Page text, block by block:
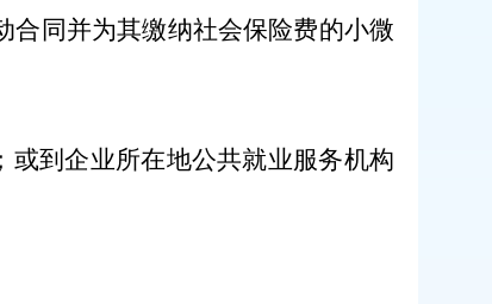
合同并为其缴纳社会保险费的小微
或到企业所在地公共就业服务机构